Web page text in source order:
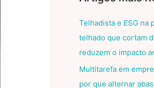
Telhadista e ESG na
telhado que cortam
reduzem o impacto
Multitarefa em
por que alternar